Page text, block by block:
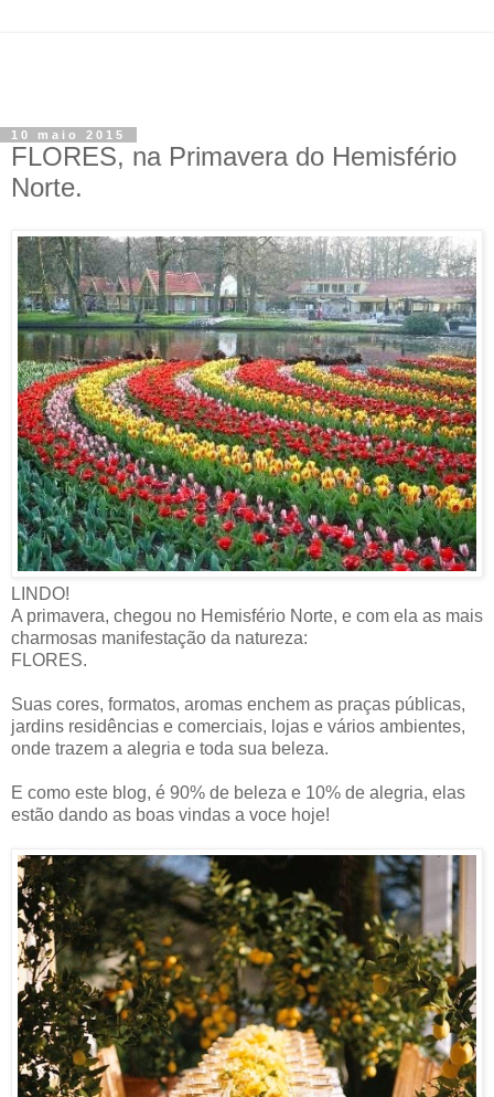
10 maio 2015
FLORES, na Primavera do Hemisfério
Norte.
LINDO!
A primavera, chegou no Hemisfério Norte, e com ela as mais
charmosas manifestação da natureza:
FLORES.
Suas cores, formatos, aromas enchem as praças públicas,
jardins residências e comerciais, lojas e vários ambientes,
onde trazem a alegria e toda sua beleza.
E como este blog, é 90% de beleza e 10% de alegria, elas
estão dando as boas vindas a voce hoje!